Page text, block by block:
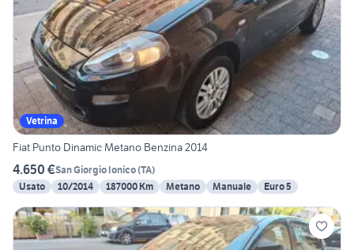
Vetrina
Fiat Punto Dinamic Metano Benzina 2014
4.650 €San Giorgio Ionico(TA)
Usato
10/2014 187000 Km Metano Manuale Euro 5